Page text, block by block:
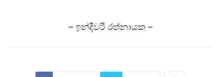
– ඉන්දීවරී රත්නායක –